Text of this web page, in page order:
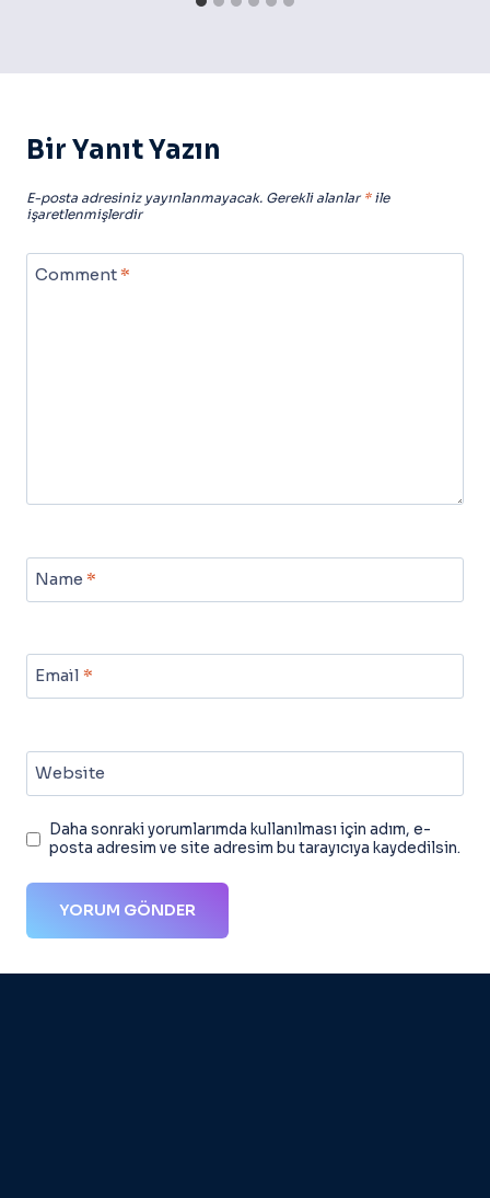
Bir Yanıt Yazın
E-posta adresiniz yayınlanmayacak. Gerekli alanlar *ile
işaretlenmişlerdir
Comment*
Name *
Email *
Website
Daha sonraki yorumlarımda kullanılması için adım, e-
posta adresim ve site adresim bu tarayıcıya kaydedilsin.